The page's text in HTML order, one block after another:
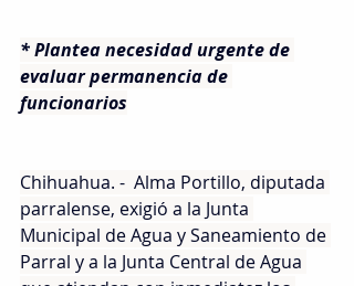
* Plantea necesidad urgente de
evaluar permanencia de
funcionarios
Chihuahua. -  Alma Portillo, diputada
parralense, exigió a la Junta
Municipal de Agua y Saneamiento de
Parral y a la Junta Central de Agua